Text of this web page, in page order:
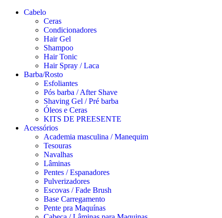
Cabelo
Ceras
Condicionadores
Hair Gel
Shampoo
Hair Tonic
Hair Spray / Laca
Barba/Rosto
Esfoliantes
Pós barba / After Shave
Shaving Gel / Pré barba
Óleos e Ceras
KITS DE PREESENTE
Acessórios
Academia masculina / Manequim
Tesouras
Navalhas
Lâminas
Pentes / Espanadores
Pulverizadores
Escovas / Fade Brush
Base Carregamento
Pente pra Maquínas